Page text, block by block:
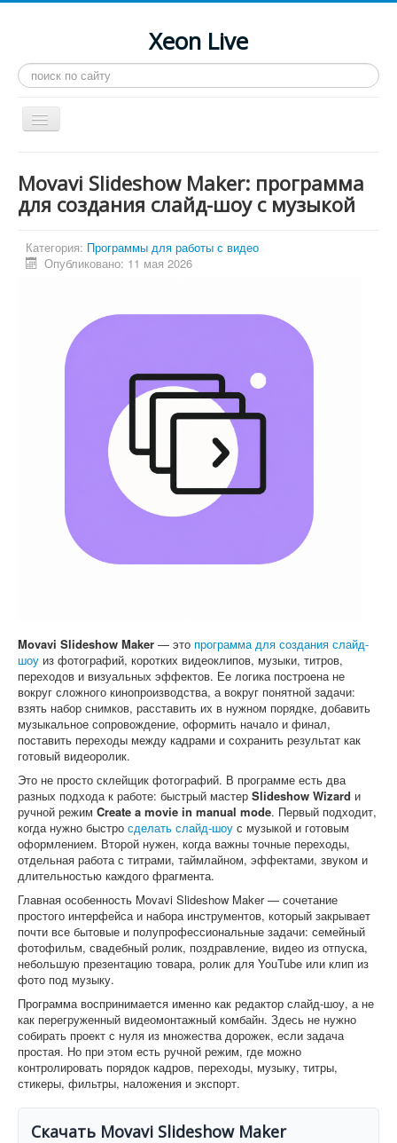
Xeon Live
Искать...
Toggle
Navigation
LGA 2011-3
Процессоры
Конференция
Системные программы
Movavi Slideshow Maker: программа
для создания слайд-шоу с музыкой
Категория: Программы для работы с видео
Опубликовано: 11 мая 2026
Movavi Slideshow Maker — это программа для создания слайд-
шоу из фотографий, коротких видеоклипов, музыки, титров,
переходов и визуальных эффектов. Ее логика построена не
вокруг сложного кинопроизводства, а вокруг понятной задачи:
взять набор снимков, расставить их в нужном порядке, добавить
музыкальное сопровождение, оформить начало и финал,
поставить переходы между кадрами и сохранить результат как
готовый видеоролик.
Это не просто склейщик фотографий. В программе есть два
разных подхода к работе: быстрый мастер Slideshow Wizard и
ручной режим Create a movie in manual mode. Первый подходит,
когда нужно быстро сделать слайд-шоу с музыкой и готовым
оформлением. Второй нужен, когда важны точные переходы,
отдельная работа с титрами, таймлайном, эффектами, звуком и
длительностью каждого фрагмента.
Главная особенность Movavi Slideshow Maker — сочетание
простого интерфейса и набора инструментов, который закрывает
почти все бытовые и полупрофессиональные задачи: семейный
фотофильм, свадебный ролик, поздравление, видео из отпуска,
небольшую презентацию товара, ролик для YouTube или клип из
фото под музыку.
Программа воспринимается именно как редактор слайд-шоу, а не
как перегруженный видеомонтажный комбайн. Здесь не нужно
собирать проект с нуля из множества дорожек, если задача
простая. Но при этом есть ручной режим, где можно
контролировать порядок кадров, переходы, музыку, титры,
стикеры, фильтры, наложения и экспорт.
Скачать Movavi Slideshow Maker